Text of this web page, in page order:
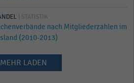
| STATISTIK
nach Mitgliederzahlen im
(2010-2013)
MEHR LADEN